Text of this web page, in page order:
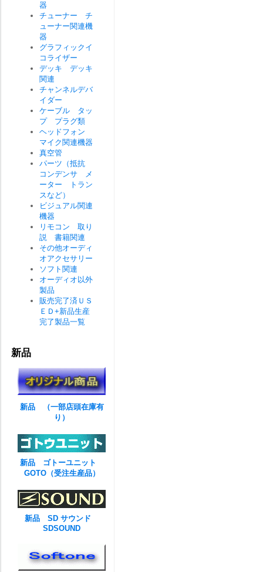
器
チューナー チ
ューナー関連機
器
グラフィックイ
コライザー
デッキ デッキ
関連
チャンネルデバ
イダー
ケーブル タッ
プ プラグ類
ヘッドフォン
マイク関連機器
真空管
パーツ（抵抗
コンデンサ メ
ーター トラン
スなど）
ビジュアル関連
機器
リモコン 取り
説 書籍関連
その他オーディ
オアクセサリー
ソフト関連
オーディオ以外
製品
販売完了済ＵＳ
ＥＤ+新品生産
完了製品一覧
新品
新品 （一部店頭在庫有
り）
新品 ゴトーユニット
GOTO（受注生産品）
新品 SD サウンド
SDSOUND